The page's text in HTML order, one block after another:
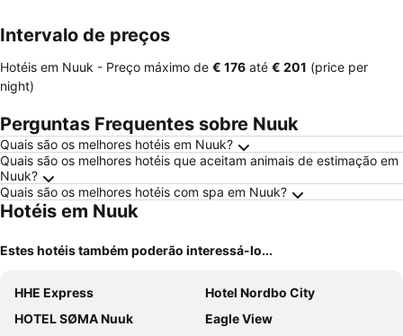
Intervalo de preços
Hotéis em Nuuk - Preço máximo de ‎€ 176 até ‎€ 201 (price per
night)
Perguntas Frequentes sobre Nuuk
Quais são os melhores hotéis em Nuuk?
Quais são os melhores hotéis que aceitam animais de estimação em
Nuuk?
Quais são os melhores hotéis com spa em Nuuk?
Hotéis em Nuuk
Estes hotéis também poderão interessá-lo...
HHE Express
Hotel Nordbo City
HOTEL SØMA Nuuk
Eagle View